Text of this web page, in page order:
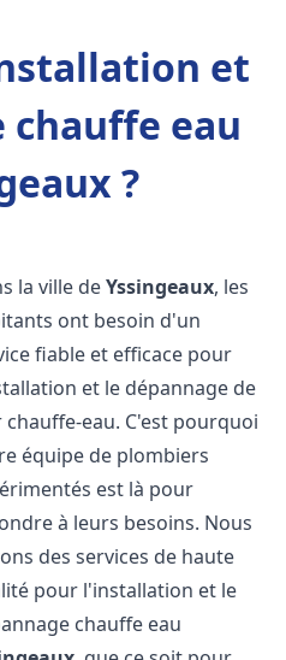
et
chauffe eau
?
la ville deYssingeaux, les
ont besoin d'un
fiable et efficace pour
et le dépannage de
chauffe-eau. C'est pourquoi
équipe de plombiers
est là pour
à leurs besoins. Nous
des services de haute
pour l'installation et le
chauffe eau